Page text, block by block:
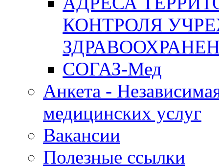
КОНТРОЛЯ
СОГАЗ-Мед
Анкета -
медицинских услуг
Вакансии
Полезные ссылки